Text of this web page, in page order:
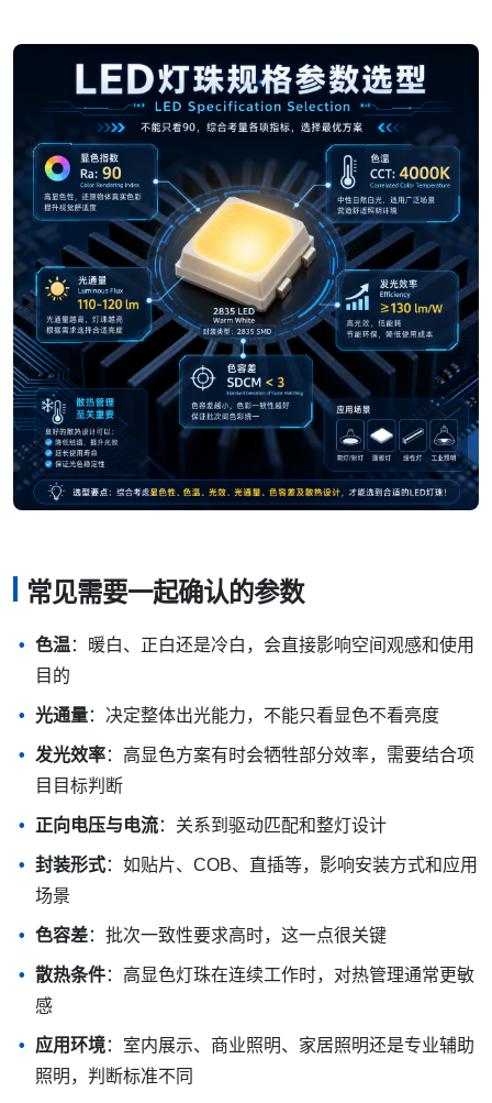
常见需要一起确认的参数
色温 ：暖白、正白还是冷白，会直接影响空间观感和使用
目的
光通量：决定整体出光能力，不能只看显色不看亮度
发光效率：高显色方案有时会牺牲部分效率，需要结合项
目目标判断
正向电压与电流：关系到驱动匹配和整灯设计
封装形式：如贴片、COB、直插等，影响安装方式和应用
场景
色容差：批次一致性要求高时，这一点很关键
散热条件：高显色灯珠在连续工作时，对热管理通常更敏
感
应用环境：室内展示、商业照明、家居照明还是专业辅助
照明，判断标准不同